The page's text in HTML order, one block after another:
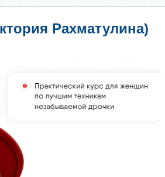
Рахматулина)